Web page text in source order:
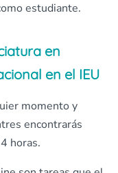
estudiante.
en
en el IEU
momento y
encontrarás
horas.